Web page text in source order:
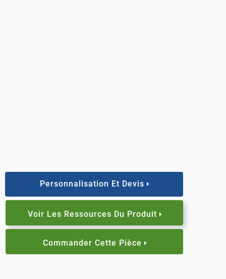
Personnalisation Et Devis
Voir Les Ressources Du Produit
Commander Cette Pièce